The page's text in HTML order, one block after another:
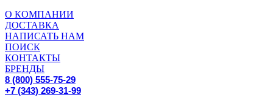
О КОМПАНИИ
ДОСТАВКА
НАПИСАТЬ НАМ
ПОИСК
КОНТАКТЫ
БРЕНДЫ
8 (800) 555-75-29
+7 (343) 269-31-99